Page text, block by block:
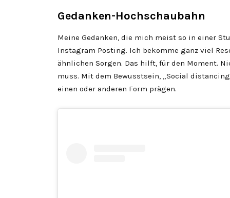
Gedanken-Hochschaubahn
Meine Gedanken, die mich meist so in einer
Instagram Posting. Ich bekomme ganz viel
ähnlichen Sorgen. Das hilft, für den Moment.
muss. Mit dem Bewusstsein, „Social
einen oder anderen Form prägen.